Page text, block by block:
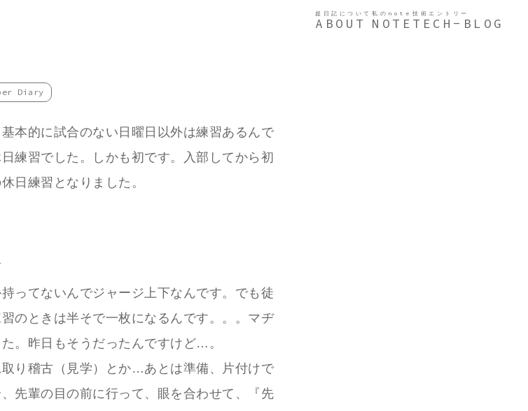
超日記について
ABOUT
私のnote
NOTE
技術エントリー
TECH-BLOG
Diary
本的に試合のない日曜日以外は練習あるんで
練習でした。しかも初です。入部してから初
日練習となりました。
ってないんでジャージ上下なんです。でも徒
のときは半そで一枚になるんです。。。マヂ
。昨日もそうだったんですけど…。
り稽古（見学）とか…あとは準備、片付けで
先輩の目の前に行って、眼を合わせて、『先